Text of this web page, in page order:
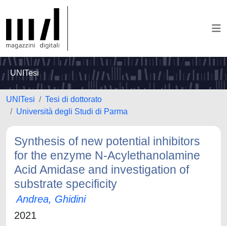
UNITesi
UNITesi
Tesi di dottorato
Università degli Studi di Parma
Synthesis of new potential inhibitors
for the enzyme N-Acylethanolamine
Acid Amidase and investigation of
substrate specificity
Andrea, Ghidini
2021